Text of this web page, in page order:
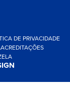
DE PRIVACIDADE
ACREDITAÇÕES